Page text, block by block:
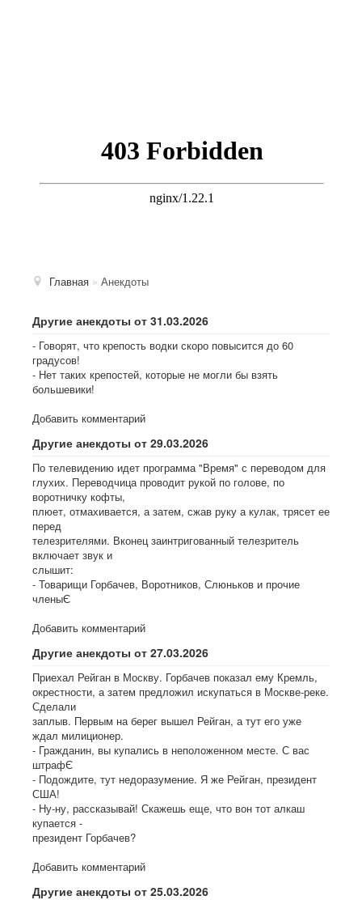
Главная » Анекдоты
Другие анекдоты от 31.03.2026
- Говорят, что крепость водки скоро повысится до 60
градусов!
- Нет таких крепостей, которые не могли бы взять
большевики!
Добавить комментарий
Другие анекдоты от 29.03.2026
По телевидению идет программа "Время" с переводом для
глухих. Переводчица проводит рукой по голове, по
воротничку кофты,
плюет, отмахивается, а затем, сжав руку а кулак, трясет ее
перед
телезрителями. Вконец заинтригованный телезритель
включает звук и
слышит:
- Товарищи Горбачев, Воротников, Слюньков и прочие
членыЄ
Добавить комментарий
Другие анекдоты от 27.03.2026
Приехал Рейган в Москву. Горбачев показал ему Кремль,
окрестности, а затем предложил искупаться в Москве-реке.
Сделали
заплыв. Первым на берег вышел Рейган, а тут его уже
ждал милиционер.
- Гражданин, вы купались в неположенном месте. С вас
штрафЄ
- Подождите, тут недоразумение. Я же Рейган, президент
США!
- Ну-ну, рассказывай! Скажешь еще, что вон тот алкаш
купается -
президент Горбачев?
Добавить комментарий
Другие анекдоты от 25.03.2026